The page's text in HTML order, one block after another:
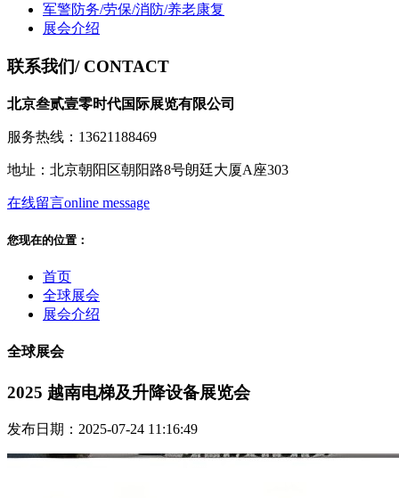
军警防务/劳保/消防/养老康复
展会介绍
联系我们/ CONTACT
北京叁贰壹零时代国际展览有限公司
服务热线：13621188469
地址：北京朝阳区朝阳路8号朗廷大厦A座303
在线留言online message
您现在的位置：
首页
全球展会
展会介绍
全球展会
2025 越南电梯及升降设备展览会
发布日期：2025-07-24 11:16:49